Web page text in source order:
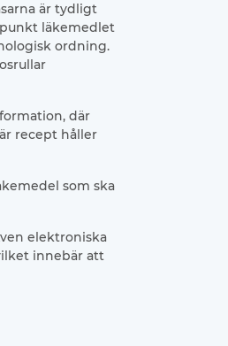
är tydligt
läkemedlet
ordning.
där
recept håller
som ska
elektroniska
innebär att